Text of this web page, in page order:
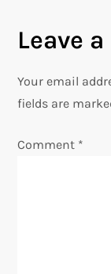
n
a
Leave
Your email
fields are
Comment *